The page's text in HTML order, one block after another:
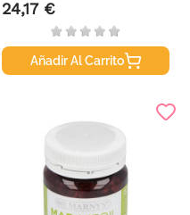
Precio
24,17 €
Añadir Al Carrito